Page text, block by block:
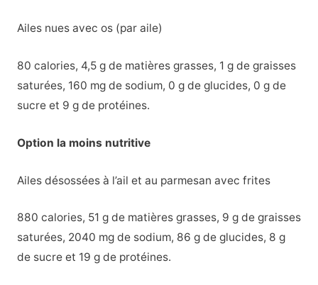
Ailes nues avec os (par aile)
80 calories, 4,5 g de matières grasses, 1 g de graisses
saturées, 160 mg de sodium, 0 g de glucides, 0 g de
sucre et 9 g de protéines.
Option la moins nutritive
Ailes désossées à l’ail et au parmesan avec frites
880 calories, 51 g de matières grasses, 9 g de graisses
saturées, 2040 mg de sodium, 86 g de glucides, 8 g
de sucre et 19 g de protéines.